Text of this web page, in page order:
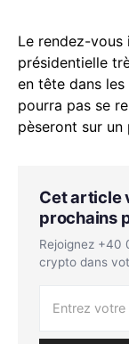
Le rendez-vous
présidentielle
en tête dans
pourra pas se
pèseront sur un
Cet article
prochains
Rejoignez +40
crypto dans